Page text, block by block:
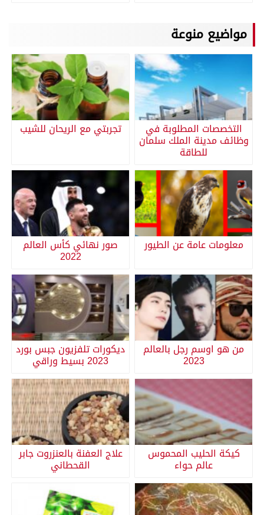
مواضيع منوعة
التخصصات المطلوبة في
وظائف مدينة الملك سلمان
للطاقة
تجربتي مع الريحان للشيب
معلومات عامة عن الطيور صور نهائي كأس العالم
2022
من هو اوسم رجل بالعالم
2023
ديكورات تلفزيون جبس بورد
2023 بسيط وراقي
كيكة الحليب المحموس
عالم حواء
علاج العفنة بالعنزروت جابر
القحطاني